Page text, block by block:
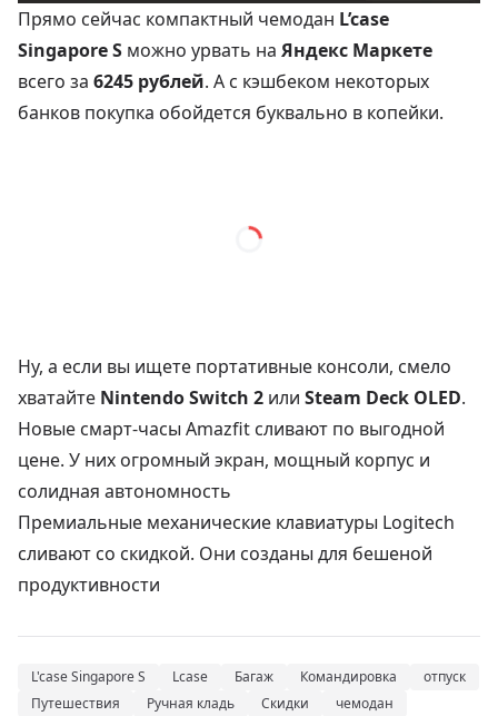
Прямо сейчас компактный чемодан L’case
Singapore S можно урвать на Яндекс Маркете
всего за 6245 рублей. А с кэшбеком некоторых
банков покупка обойдется буквально в копейки.
Ну, а если вы ищете портативные консоли, смело
хватайте Nintendo Switch 2 или Steam Deck OLED.
Новые смарт-часы Amazfit сливают по выгодной
цене. У них огромный экран, мощный корпус и
солидная автономность
Премиальные механические клавиатуры Logitech
сливают со скидкой. Они созданы для бешеной
продуктивности
L'case Singapore S Lcase Багаж Командировка
отпуск
Путешествия
Ручная кладь Скидки
чемодан